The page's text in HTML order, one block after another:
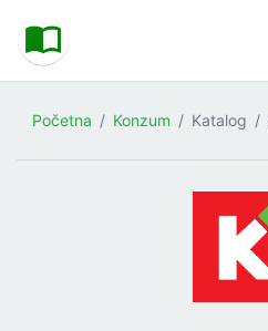
Početna Konzum Katalog